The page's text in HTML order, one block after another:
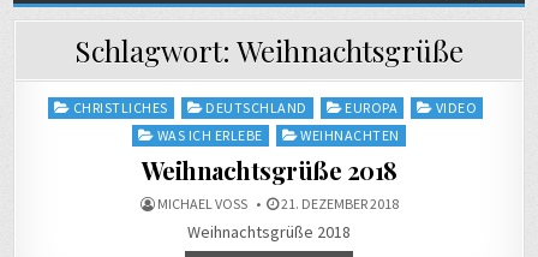
Schlagwort: Weihnachtsgrüße
PostedCHRISTLICHES DEUTSCHLAND EUROPA
VIDEO
WAS ICH ERLEBE
WEIHNACHTEN
Weihnachtsgrüße 2018
MICHAEL VOSS 21. DEZEMBER 2018
Weihnachtsgrüße 2018